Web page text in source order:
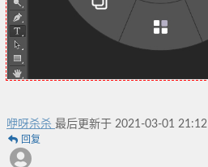
咿呀杀杀 最后更新于 2021-03-01 21:12
回复